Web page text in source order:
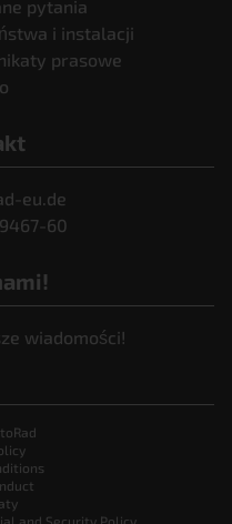
pytania
i instalacji
prasowe
eu.de
60
wiadomości!
and Security Policy